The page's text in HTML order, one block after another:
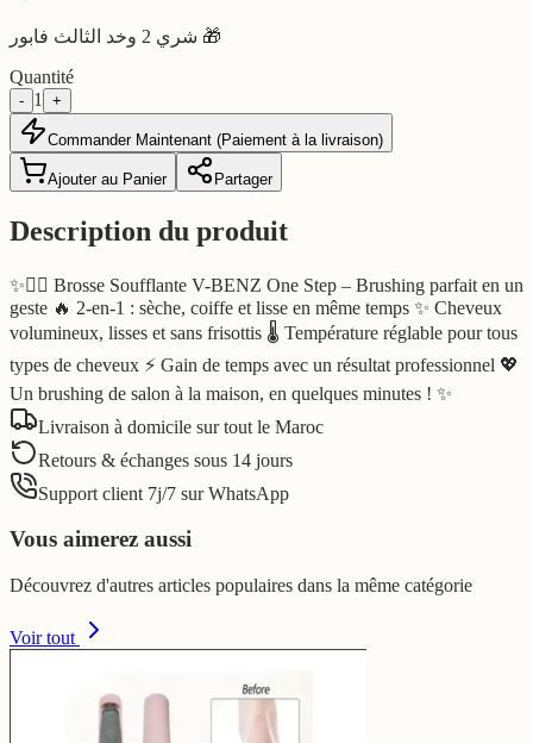
شري 2 وخد الثالث فابور 🎁
Quantité
- 1 +
Commander Maintenant (Paiement à la livraison)
Ajouter au Panier Partager
Description du produit
✨💇‍♀️ Brosse Soufflante V-BENZ One Step – Brushing parfait en un
geste 🔥 2-en-1 : sèche, coiffe et lisse en même temps ✨ Cheveux
volumineux, lisses et sans frisottis 🌡️ Température réglable pour tous
types de cheveux ⚡ Gain de temps avec un résultat professionnel 💖
Un brushing de salon à la maison, en quelques minutes ! ✨
Livraison à domicile sur tout le Maroc
Retours & échanges sous 14 jours
Support client 7j/7 sur WhatsApp
Vous aimerez aussi
Découvrez d'autres articles populaires dans la même catégorie
Voir tout